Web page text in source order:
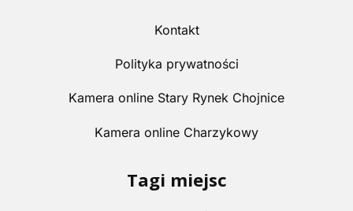
Kontakt
Polityka prywatności
Kamera online Stary Rynek Chojnice
Kamera online Charzykowy
Tagi miejsc